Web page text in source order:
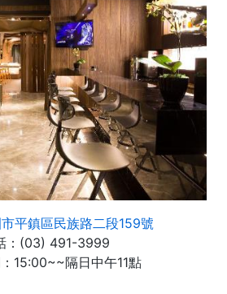
平鎮區民族路二段159號
：(03) 491-3999
15:00~~隔日中午11點